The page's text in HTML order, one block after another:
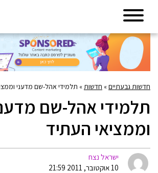
חדשות גבעתיים» חדשות » תלמידי אהל-שם מדעני
תלמידי אהל-שם
וממציאי העתיד
ישראל נצח
10 אוקטובר, 2011 21:59